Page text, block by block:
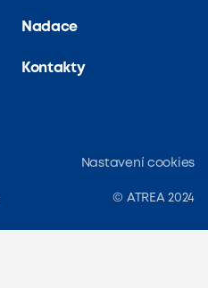
Nadace
Kontakty
Nastavení cookies
© ATREA 2024